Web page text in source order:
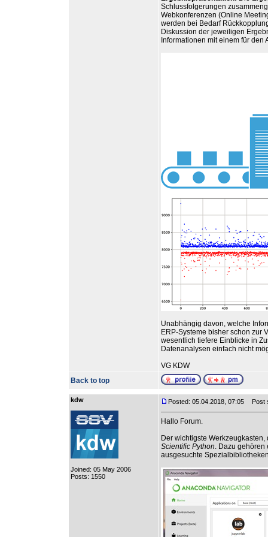
Schlussfolgerungen
Webkonferenzen (Online
werden bei Bedarf
Diskussion der jeweiligen
Informationen mit einem für
Unabhängig davon, welche
ERP-Systeme bisher schon zur
wesentlich tiefere Einblicke in
Datenanalysen einfach nicht
VG KDW
Back to top
kdw
Joined: 05 May 2006
Posts: 1550
Posted: 05.04.2018, 07:05 Post
Hallo Forum.
Der wichtigste
Scientific Python. Dazu gehören
ausgesuchte